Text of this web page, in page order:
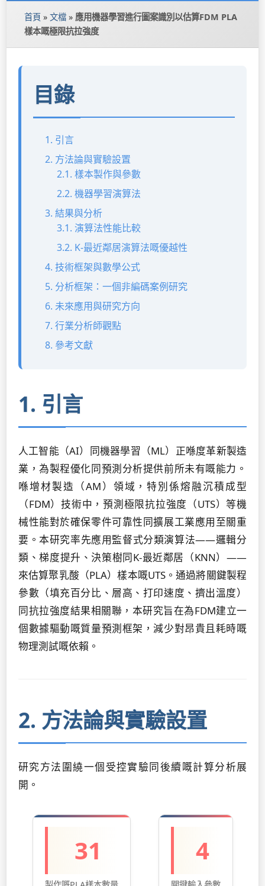
首頁 » 文檔 » 應用機器學習進行圖案識別以估算FDM PLA
樣本嘅極限抗拉強度
目錄
1. 引言
2. 方法論與實驗設置
2.1. 樣本製作與參數
2.2. 機器學習演算法
3. 結果與分析
3.1. 演算法性能比較
3.2. K-最近鄰居演算法嘅優越性
4. 技術框架與數學公式
5. 分析框架：一個非編碼案例研究
6. 未來應用與研究方向
7. 行業分析師觀點
8. 參考文獻
1. 引言
人工智能（AI）同機器學習（ML）正喺度革新製造
業，為製程優化同預測分析提供前所未有嘅能力。
喺增材製造（AM）領域，特別係熔融沉積成型
（FDM）技術中，預測極限抗拉強度（UTS）等機
械性能對於確保零件可靠性同擴展工業應用至關重
要。本研究率先應用監督式分類演算法——邏輯分
類、梯度提升、決策樹同K-最近鄰居（KNN）——
來估算聚乳酸（PLA）樣本嘅UTS。通過將關鍵製程
參數（填充百分比、層高、打印速度、擠出溫度）
同抗拉強度結果相關聯，本研究旨在為FDM建立一
個數據驅動嘅質量預測框架，減少對昂貴且耗時嘅
物理測試嘅依賴。
2. 方法論與實驗設置
研究方法圍繞一個受控實驗同後續嘅計算分析展
開。
31 4